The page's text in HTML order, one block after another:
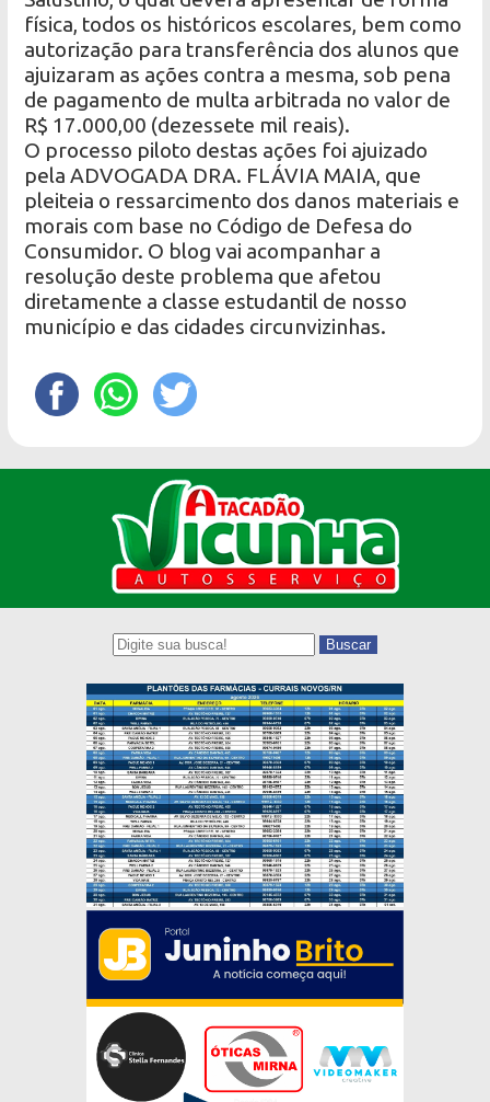
física, todos os históricos escolares, bem como
autorização para transferência dos alunos que
ajuizaram as ações contra a mesma, sob pena
de pagamento de multa arbitrada no valor de
R$ 17.000,00 (dezessete mil reais).
O processo piloto destas ações foi ajuizado
pela ADVOGADA DRA. FLÁVIA MAIA, que
pleiteia o ressarcimento dos danos materiais e
morais com base no Código de Defesa do
Consumidor. O blog vai acompanhar a
resolução deste problema que afetou
diretamente a classe estudantil de nosso
município e das cidades circunvizinhas.
Buscar